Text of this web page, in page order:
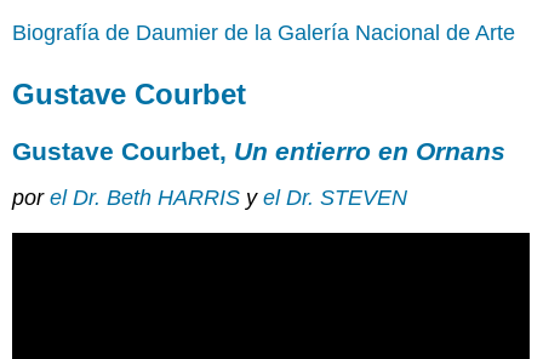
Biografía de Daumier de la Galería Nacional de Arte
Gustave Courbet
Gustave Courbet, Un entierro en Ornans
porel Dr. Beth HARRIS yel Dr. STEVEN